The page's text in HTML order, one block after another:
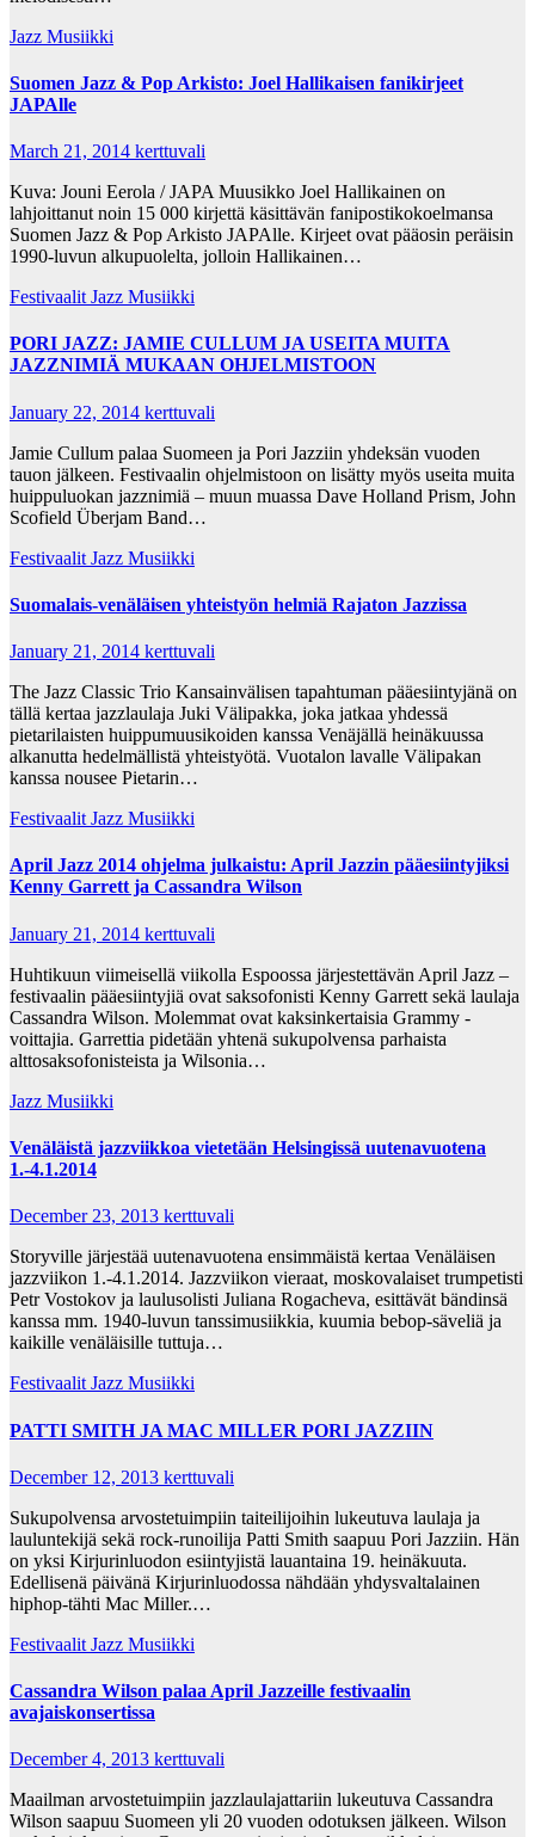
Jazz Musiikki
Suomen Jazz & Pop Arkisto: Joel Hallikaisen fanikirjeet
JAPAlle
March 21, 2014 kerttuvali
Kuva: Jouni Eerola / JAPA Muusikko Joel Hallikainen on
lahjoittanut noin 15 000 kirjettä käsittävän fanipostikokoelmansa
Suomen Jazz & Pop Arkisto JAPAlle. Kirjeet ovat pääosin peräisin
1990-luvun alkupuolelta, jolloin Hallikainen…
Festivaalit Jazz Musiikki
PORI JAZZ: JAMIE CULLUM JA USEITA MUITA
JAZZNIMIÄ MUKAAN OHJELMISTOON
January 22, 2014 kerttuvali
Jamie Cullum palaa Suomeen ja Pori Jazziin yhdeksän vuoden
tauon jälkeen. Festivaalin ohjelmistoon on lisätty myös useita muita
huippuluokan jazznimiä – muun muassa Dave Holland Prism, John
Scofield Überjam Band…
Festivaalit Jazz Musiikki
Suomalais-venäläisen yhteistyön helmiä Rajaton Jazzissa
January 21, 2014 kerttuvali
The Jazz Classic Trio Kansainvälisen tapahtuman pääesiintyjänä on
tällä kertaa jazzlaulaja Juki Välipakka, joka jatkaa yhdessä
pietarilaisten huippumuusikoiden kanssa Venäjällä heinäkuussa
alkanutta hedelmällistä yhteistyötä. Vuotalon lavalle Välipakan
kanssa nousee Pietarin…
Festivaalit Jazz Musiikki
April Jazz 2014 ohjelma julkaistu: April Jazzin pääesiintyjiksi
Kenny Garrett ja Cassandra Wilson
January 21, 2014 kerttuvali
Huhtikuun viimeisellä viikolla Espoossa järjestettävän April Jazz –
festivaalin pääesiintyjiä ovat saksofonisti Kenny Garrett sekä laulaja
Cassandra Wilson. Molemmat ovat kaksinkertaisia Grammy -
voittajia. Garrettia pidetään yhtenä sukupolvensa parhaista
alttosaksofonisteista ja Wilsonia…
Jazz Musiikki
Venäläistä jazzviikkoa vietetään Helsingissä uutenavuotena
1.-4.1.2014
December 23, 2013 kerttuvali
Storyville järjestää uutenavuotena ensimmäistä kertaa Venäläisen
jazzviikon 1.-4.1.2014. Jazzviikon vieraat, moskovalaiset trumpetisti
Petr Vostokov ja laulusolisti Juliana Rogacheva, esittävät bändinsä
kanssa mm. 1940-luvun tanssimusiikkia, kuumia bebop-säveliä ja
kaikille venäläisille tuttuja…
Festivaalit Jazz Musiikki
PATTI SMITH JA MAC MILLER PORI JAZZIIN
December 12, 2013 kerttuvali
Sukupolvensa arvostetuimpiin taiteilijoihin lukeutuva laulaja ja
lauluntekijä sekä rock-runoilija Patti Smith saapuu Pori Jazziin. Hän
on yksi Kirjurinluodon esiintyjistä lauantaina 19. heinäkuuta.
Edellisenä päivänä Kirjurinluodossa nähdään yhdysvaltalainen
hiphop-tähti Mac Miller.…
Festivaalit Jazz Musiikki
Cassandra Wilson palaa April Jazzeille festivaalin
avajaiskonsertissa
December 4, 2013 kerttuvali
Maailman arvostetuimpiin jazzlaulajattariin lukeutuva Cassandra
Wilson saapuu Suomeen yli 20 vuoden odotuksen jälkeen. Wilson